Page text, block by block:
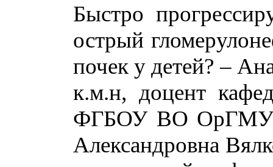
Быстро
острый
почек у детей? –
к.м.н, доцент
ФГБОУ ВО ОрГМУ
Александровна